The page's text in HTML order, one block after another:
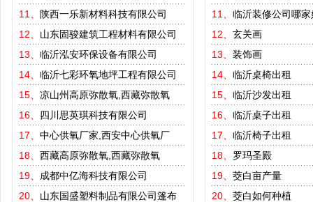
11、
陕西一乐新材料科技有限公司
12、 山东固骏建筑工程材料有限公司
13、 临沂泓安环保设备有限公司
14、 临沂七彩环氧地坪工程有限公司
15、 凉山州高原弥散氧,西藏弥散氧
16、 四川思英琪科技有限公司
17、 中心供氧厂家,西安中心供氧厂
18、 西藏高原弥散氧,西藏弥散氧
19、 成都中亿海科技有限公司
20、 山东国盛塑料制品有限公司篷布
11、 临沂装修公司哪家
12、 玄关画
13、 装饰画
14、 临沂桌椅出租
15、 临沂沙发出租
16、 临沂桌子出租
17、 临沂椅子出租
18、 罗玛圣殿
19、 茭白亩产量
20、 茭白如何种植